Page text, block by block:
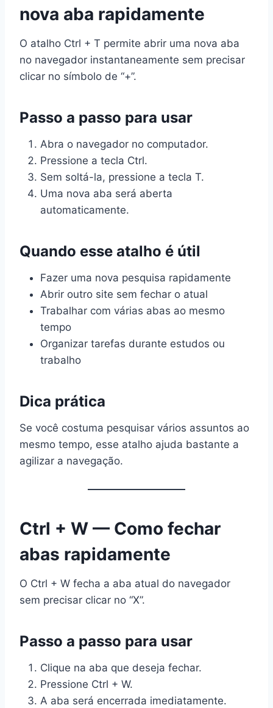
nova aba rapidamente
O atalho Ctrl + T permite abrir uma nova aba
no navegador instantaneamente sem precisar
clicar no símbolo de “+”.
Passo a passo para usar
Abra o navegador no computador.
Pressione a tecla Ctrl.
Sem soltá-la, pressione a tecla T.
Uma nova aba será aberta
automaticamente.
Quando esse atalho é útil
Fazer uma nova pesquisa rapidamente
Abrir outro site sem fechar o atual
Trabalhar com várias abas ao mesmo
tempo
Organizar tarefas durante estudos ou
trabalho
Dica prática
Se você costuma pesquisar vários assuntos ao
mesmo tempo, esse atalho ajuda bastante a
agilizar a navegação.
Ctrl + W — Como fechar
abas rapidamente
O Ctrl + W fecha a aba atual do navegador
sem precisar clicar no “X”.
Passo a passo para usar
Clique na aba que deseja fechar.
Pressione Ctrl + W.
A aba será encerrada imediatamente.